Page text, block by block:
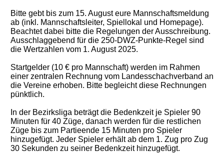
Bitte gebt bis zum 15. August eure Mannschaftsmeldung
ab (inkl. Mannschaftsleiter, Spiellokal und Homepage).
Beachtet dabei bitte die Regelungen der Ausschreibung.
Ausschlaggebend für die 250-DWZ-Punkte-Regel sind
die Wertzahlen vom 1. August 2025.
Startgelder (10 € pro Mannschaft) werden im Rahmen
einer zentralen Rechnung vom Landesschachverband an
die Vereine erhoben. Bitte begleicht diese Rechnungen
pünktlich.
In der Bezirksliga beträgt die Bedenkzeit je Spieler 90
Minuten für 40 Züge, danach werden für die restlichen
Züge bis zum Partieende 15 Minuten pro Spieler
hinzugefügt. Jeder Spieler erhält ab dem 1. Zug pro Zug
30 Sekunden zu seiner Bedenk­zeit hinzugefügt.